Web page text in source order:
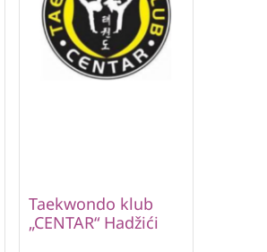
Taekwondo klub
„CENTAR“ Hadžići